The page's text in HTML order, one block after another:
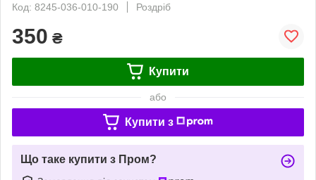
Код: 8245-036-010-190
Роздріб
350 ₴
Купити
або
Купити з
Що таке купити з Пром?